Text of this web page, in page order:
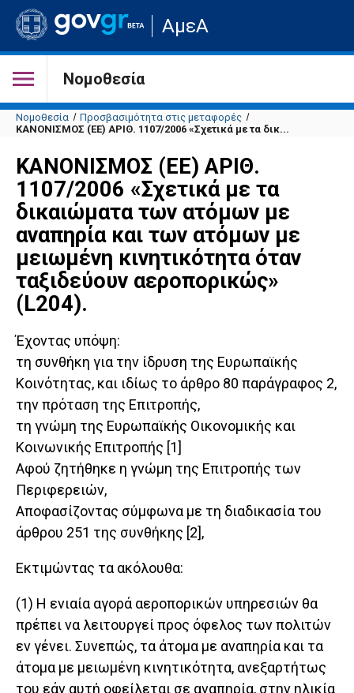
Μετάβαση
στην
σελίδα
του
ΑμεΑ
Νομοθεσία
Νομοθεσία
Προσβασιμότητα στις μεταφορές
ΚΑΝΟΝΙΣΜΟΣ (ΕΕ) ΑΡΙΘ. 1107/2006 «Σχετικά με τα δικ...
ΚΑΝΟΝΙΣΜΟΣ (ΕΕ) ΑΡΙΘ.
1107/2006 «Σχετικά με τα
δικαιώματα των ατόμων με
αναπηρία και των ατόμων με
μειωμένη κινητικότητα όταν
ταξιδεύουν αεροπορικώς»
(L204).
Έχοντας υπόψη:
τη συνθήκη για την ίδρυση της Ευρωπαϊκής
Κοινότητας, και ιδίως το άρθρο 80 παράγραφος 2,
την πρόταση της Επιτροπής,
τη γνώμη της Ευρωπαϊκής Οικονομικής και
Κοινωνικής Επιτροπής [1]
Αφού ζητήθηκε η γνώμη της Επιτροπής των
Περιφερειών,
Αποφασίζοντας σύμφωνα με τη διαδικασία του
άρθρου 251 της συνθήκης [2],
Εκτιμώντας τα ακόλουθα:
(1) Η ενιαία αγορά αεροπορικών υπηρεσιών θα
πρέπει να λειτουργεί προς όφελος των πολιτών
εν γένει. Συνεπώς, τα άτομα με αναπηρία και τα
άτομα με μειωμένη κινητικότητα, ανεξαρτήτως
του εάν αυτή οφείλεται σε αναπηρία, στην ηλικία